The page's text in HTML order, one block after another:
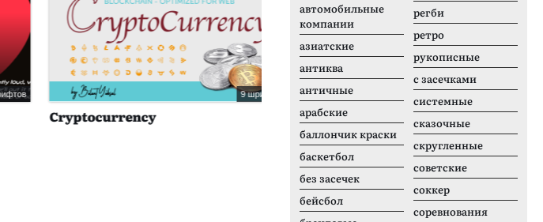
9 шрифтов
Cryptocurrency Kabif
автомобильные
компании
азиатские
антиква
античные
арабские
баллончик краски
баскетбол
без засечек
бейсбол
регби
ретро
рукописные
с засечками
системные
сказочные
скругленные
советские
соккер
соревнования